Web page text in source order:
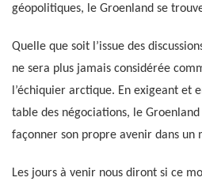
géopolitiques, le Groenland se
Quelle que soit l’issue des
ne sera plus jamais considérée
l’échiquier arctique. En exigeant et
table des négociations, le
façonner son propre avenir dans un
Les jours à venir nous diront si ce